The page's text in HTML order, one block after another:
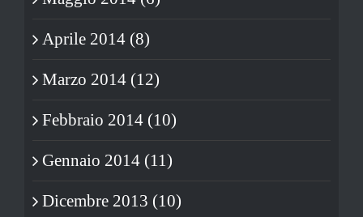
Aprile 2014 (8)
Marzo 2014 (12)
Febbraio 2014 (10)
Gennaio 2014 (11)
Dicembre 2013 (10)